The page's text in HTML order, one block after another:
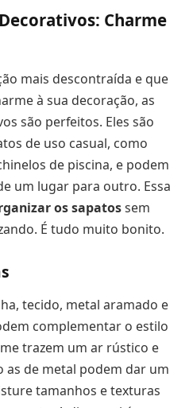
Charme
mais descontraída e que
à sua decoração, as
são perfeitos. Eles são
de uso casual, como
de piscina, e podem
um lugar para outro. Essa
os sapatossem
É tudo muito bonito.
tecido, metal aramado e
complementar o estilo
trazem um ar rústico e
as de metal podem dar um
tamanhos e texturas